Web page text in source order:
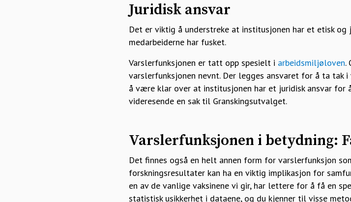
Juridisk ansvar
Det er viktig å understreke at institusjonen har et etisk og
medarbeiderne har fusket.
Varslerfunksjonen er tatt opp spesielt i arbeidsmiljøloven.
varslerfunksjonen nevnt. Der legges ansvaret for å ta tak
å være klar over at institusjonen har et juridisk ansvar for
videresende en sak til Granskingsutvalget.
Varslerfunksjonen i betydning:
Det finnes også en helt annen form for varslerfunksjon
forskningsresultater kan ha en viktig implikasjon for
en av de vanlige vaksinene vi gir, har lettere for å få en
statistisk usikkerhet i dataene, og du kjenner til visse